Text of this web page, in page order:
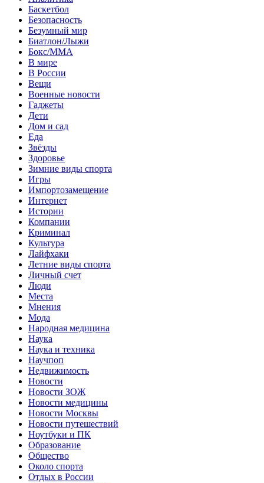
Баскетбол
Безопасность
Безумный мир
Биатлон/Лыжи
Бокс/MMA
В мире
В России
Вещи
Военные новости
Гаджеты
Дети
Дом и сад
Еда
Звёзды
Здоровье
Зимние виды спорта
Игры
Импортозамещение
Интернет
Истории
Компании
Криминал
Культура
Лайфхаки
Летние виды спорта
Личный счет
Люди
Места
Мнения
Мода
Народная медицина
Наука
Наука и техника
Научпоп
Недвижимость
Новости
Новости ЗОЖ
Новости медицины
Новости Москвы
Новости путешествий
Ноутбуки и ПК
Образование
Общество
Около спорта
Отдых в России